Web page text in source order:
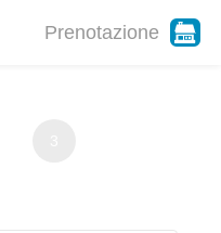
Prenotazione